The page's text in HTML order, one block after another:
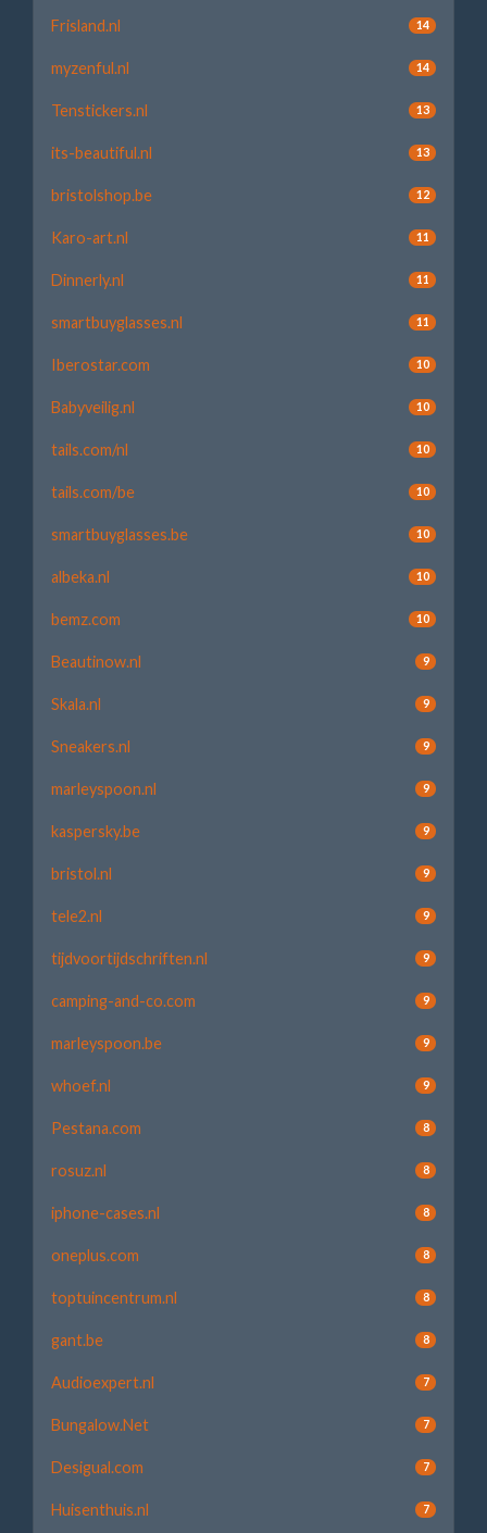
Frisland.nl 14
myzenful.nl 14
Tenstickers.nl 13
its-beautiful.nl 13
bristolshop.be 12
Karo-art.nl 11
Dinnerly.nl 11
smartbuyglasses.nl 11
Iberostar.com 10
Babyveilig.nl 10
tails.com/nl 10
tails.com/be 10
smartbuyglasses.be 10
albeka.nl 10
bemz.com 10
Beautinow.nl 9
Skala.nl 9
Sneakers.nl 9
marleyspoon.nl 9
kaspersky.be 9
bristol.nl 9
tele2.nl 9
tijdvoortijdschriften.nl 9
camping-and-co.com 9
marleyspoon.be 9
whoef.nl 9
Pestana.com 8
rosuz.nl 8
iphone-cases.nl 8
oneplus.com 8
toptuincentrum.nl 8
gant.be 8
Audioexpert.nl 7
Bungalow.Net 7
Desigual.com 7
Huisenthuis.nl 7